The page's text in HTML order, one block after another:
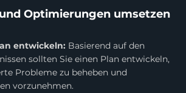
Optimierungen umsetzen
entwickeln: Basierend auf den
sollten Sie einen Plan entwickeln,
Probleme zu beheben und
vorzunehmen.